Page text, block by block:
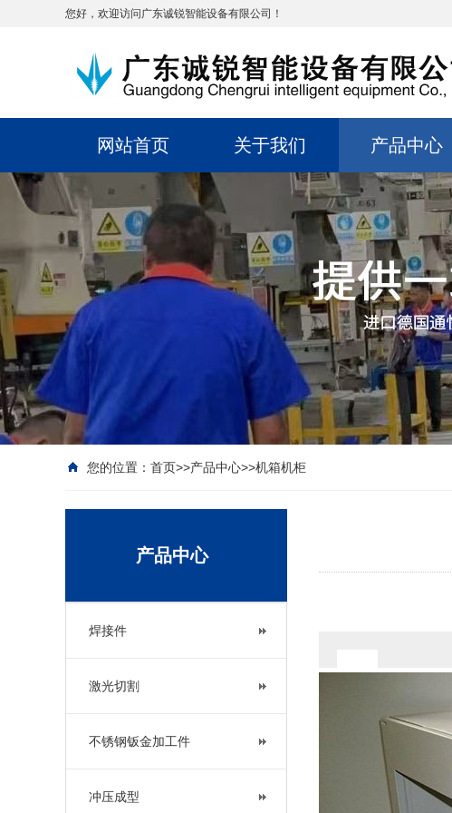
您好，欢迎访问广东诚锐智能设备有限公司！
网站首页 关于我们 产品中心
您的位置： 首页>>产品中心>>机箱机柜
产品中心
焊接件
激光切割
不锈钢钣金加工件
冲压成型